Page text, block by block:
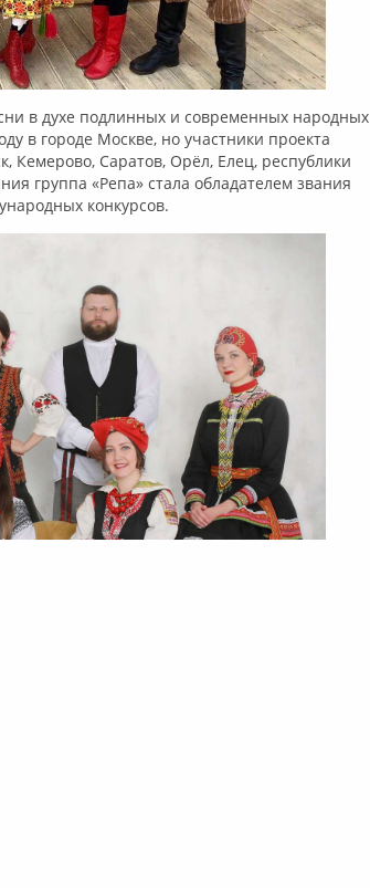
в духе подлинных и современных народных
в городе Москве, но участники проекта
Кемерово, Саратов, Орёл, Елец, республики
группа «Репа» стала обладателем звания
конкурсов.